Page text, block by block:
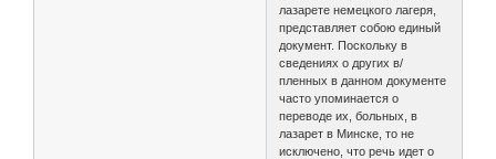
лазарете немецкого лагеря,
представляет собою единый
документ. Поскольку в
сведениях о других в/
пленных в данном документе
часто упоминается о
переводе их, больных, в
лазарет в Минске, то не
исключено, что речь идет о